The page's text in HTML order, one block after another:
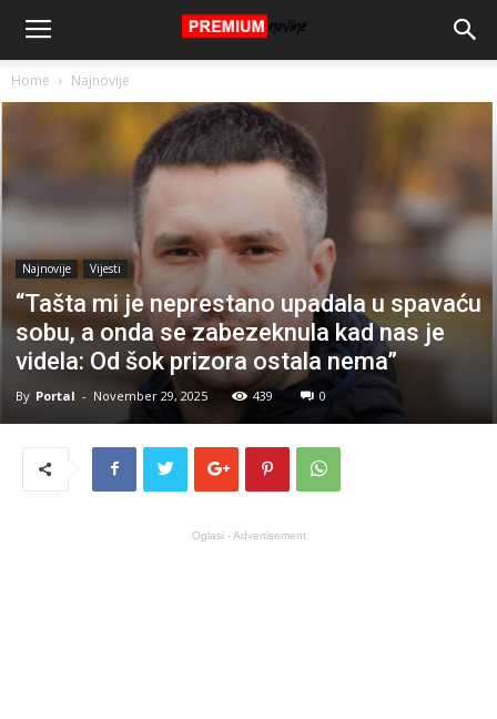
Home Najnovije
Najnovije Vijesti
“Tašta mi je neprestano upadala u spavaću
sobu, a onda se zabezeknula kad nas je
videla: Od šok prizora ostala nema”
By Portal - November 29, 2025 439 0
Oglasi - Advertisement